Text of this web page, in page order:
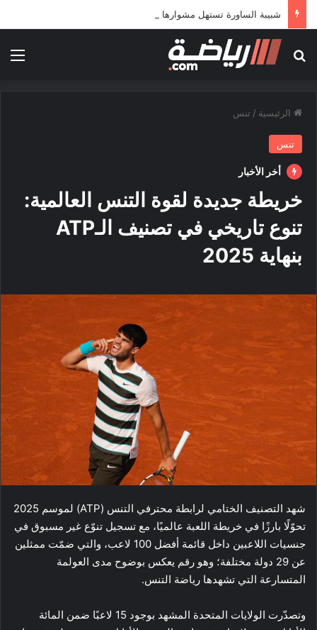
شبيبة الساورة تستهل مشوارها الإفريقي بمواجهة حافيا كوناكري
بحث عن
الرئيسية / تنس
تنس
أخر الأخبار
خريطة جديدة لقوة التنس العالمية:
تنوع تاريخي في تصنيف الـATP
بنهاية 2025
شهد التصنيف الختامي لرابطة محترفي التنس (ATP) لموسم 2025
تحوّلًا بارزًا في خريطة اللعبة عالميًا، مع تسجيل تنوّع غير مسبوق في
جنسيات اللاعبين داخل قائمة أفضل 100 لاعب، والتي ضمّت ممثلين
عن 29 دولة مختلفة؛ وهو رقم يعكس بوضوح مدى العولمة
المتسارعة التي تشهدها رياضة التنس.
وتصدّرت الولايات المتحدة المشهد بوجود 15 لاعبًا ضمن المائة